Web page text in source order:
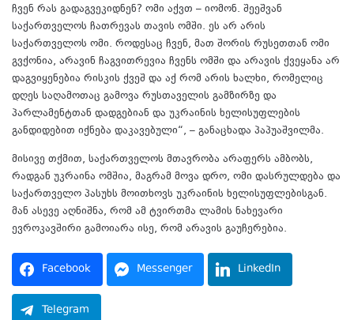
ჩვენ რას გადაგვეკიდნენ? ომი აქვთ – იომონ. შეეშვან
საქართველოს ჩათრევას თავის ომში. ეს არ არის
საქართველოს ომი. როდესაც ჩვენ, მათ შორის რუსეთთან ომი
გვქონია, არავინ ჩაგვითრევია ჩვენს ომში და არავის ქვეყანა არ
დაგვიყენებია რისკის ქვეშ და აქ რომ არის ხალხი, რომელიც
დღეს საღამოთაც გამოვა რუსთაველის გამზირზე და
პარლამენტთან დადგებიან და უკრაინის ხელისუფლების
განდიდებით იქნება დაკავებული“, – განაცხადა პაპუაშვილმა.
მისივე თქმით, საქართველოს მთავრობა არაფერს ამბობს,
რადგან უკრაინა ომშია, მაგრამ მოვა დრო, ომი დასრულდება და
საქართველო პასუხს მოითხოვს უკრაინის ხელისუფლებისგან.
მან ასევე აღნიშნა, რომ ამ ტვირთმა ლამის ნახევარი
ევროკავშირი გამოიარა ისე, რომ არავის გაუჩერებია.
Facebook Messenger LinkedIn
Telegram